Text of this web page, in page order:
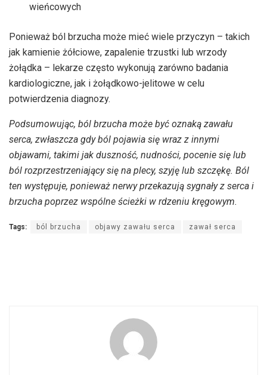
wieńcowych
Ponieważ ból brzucha może mieć wiele przyczyn – takich
jak kamienie żółciowe, zapalenie trzustki lub wrzody
żołądka – lekarze często wykonują zarówno badania
kardiologiczne, jak i żołądkowo-jelitowe w celu
potwierdzenia diagnozy.
Podsumowując, ból brzucha może być oznaką zawału
serca, zwłaszcza gdy ból pojawia się wraz z innymi
objawami, takimi jak duszność, nudności, pocenie się lub
ból rozprzestrzeniający się na plecy, szyję lub szczękę. Ból
ten występuje, ponieważ nerwy przekazują sygnały z serca i
brzucha poprzez wspólne ścieżki w rdzeniu kręgowym.
Tags: ból brzucha objawy zawału serca zawał serca